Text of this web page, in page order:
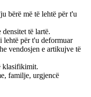
bërë më të lehtë për t'u
të lartë.
lehtë për t'u deformuar
vendosjen e artikujve të
klasifikimit.
familje, urgjencë